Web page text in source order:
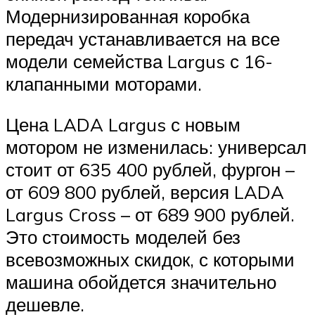
Модернизированная коробка
передач устанавливается на все
модели семейства Largus с 16-
клапанными моторами.
Цена LADA Largus с новым
мотором не изменилась: универсал
стоит от 635 400 рублей, фургон –
от 609 800 рублей, версия LADA
Largus Cross – от 689 900 рублей.
Это стоимость моделей без
всевозможных скидок, с которыми
машина обойдется значительно
дешевле.